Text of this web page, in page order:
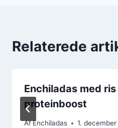
Relaterede
Enchiladas med
proteinboost
AfEnchiladas 1.